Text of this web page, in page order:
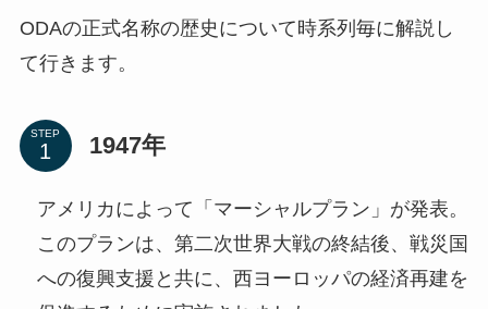
ODAの正式名称の歴史について時系列毎に解説し
て行きます。
STEP 1947年
アメリカによって「マーシャルプラン」が発表。
このプランは、第二次世界大戦の終結後、戦災国
への復興支援と共に、西ヨーロッパの経済再建を